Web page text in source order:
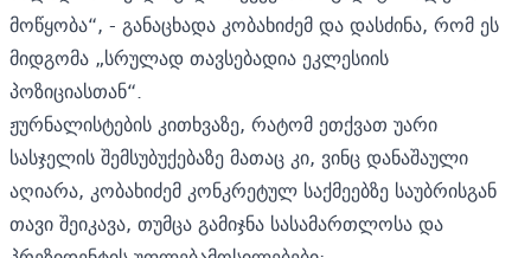
მოწყობა“, - განაცხადა კობახიძემ და დასძინა, რომ ეს
მიდგომა „სრულად თავსებადია ეკლესიის
პოზიციასთან“.
ჟურნალისტების კითხვაზე, რატომ ეთქვათ უარი
სასჯელის შემსუბუქებაზე მათაც კი, ვინც დანაშაული
აღიარა, კობახიძემ კონკრეტულ საქმეებზე საუბრისგან
თავი შეიკავა, თუმცა გამიჯნა სასამართლოსა და